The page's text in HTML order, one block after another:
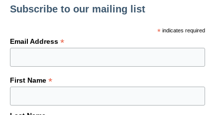
Subscribe to our mailing list
*indicates required
Email Address *
First Name *